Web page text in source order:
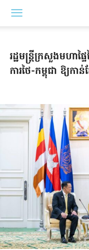
រដ្ឋមន្ត្រីក្រសួងមហាផ្
ការថៃ-កម្ពុជា ឱ្យកា